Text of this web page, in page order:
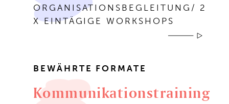
ORGANISATIONSBEGLEITUNG/ 2
X EINTÄGIGE WORKSHOPS
BEWÄHRTE FORMATE
Kommunikationstraining